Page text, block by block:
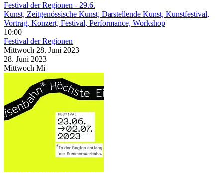
Festival der Regionen - 29.6.
Kunst, Zeitgenössische Kunst, Darstellende Kunst, Kunstfestival,
Vortrag, Konzert, Festival, Performance, Workshop
10:00
Festival der Regionen
Mittwoch 28. Juni 2023
28. Juni 2023
Mittwoch Mi